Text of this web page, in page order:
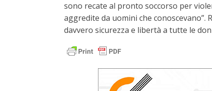
sono recate al pronto soccorso per
aggredite da uomini che
davvero sicurezza e libertà a tutte le